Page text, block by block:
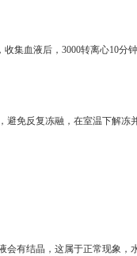
集血液后，3000转离心10分
免反复冻融，在室温下解冻
有结晶，这属于正常现象，